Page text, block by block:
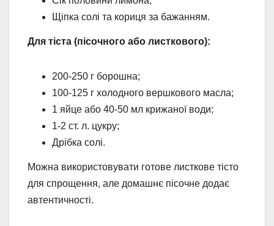
Щіпка солі та кориця за бажанням.
Для тіста (пісочного або листкового):
200-250 г борошна;
100-125 г холодного вершкового масла;
1 яйце або 40-50 мл крижаної води;
1-2 ст. л. цукру;
Дрібка солі.
Можна використовувати готове листкове тісто
для спрощення, але домашнє пісочне додає
автентичності.